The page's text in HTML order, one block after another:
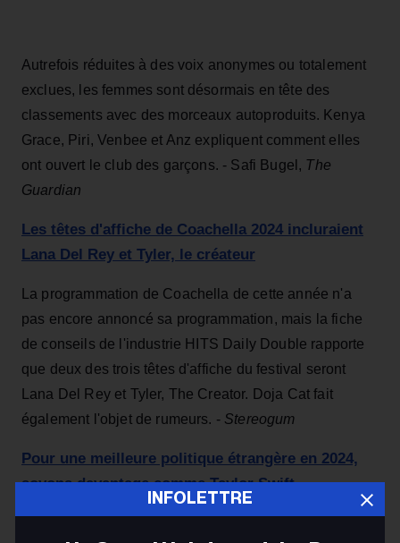
Autrefois réduites à des voix anonymes ou totalement
exclues, les femmes sont désormais en tête des
classements avec des morceaux autoproduits. Kenya
Grace, Piri, Venbee et Anz expliquent comment elles
ont ouvert le club des garçons. - Safi Bugel, The
Guardian
Les têtes d'affiche de Coachella 2024 incluraient
Lana Del Rey et Tyler, le créateur
La programmation de Coachella de cette année n'a
pas encore annoncé sa programmation, mais la fiche
de conseils de l'industrie HITS Daily Double rapporte
que deux des trois têtes d'affiche du festival seront
Lana Del Rey et Tyler, The Creator. Doja Cat fait
également l'objet de rumeurs. - Stereogum
Pour une meilleure politique étrangère en 2024,
soyons davantage comme Taylor Swift
INFOLETTRE